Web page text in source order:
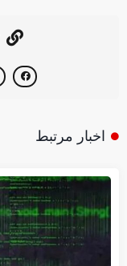
اخبار مرتبط